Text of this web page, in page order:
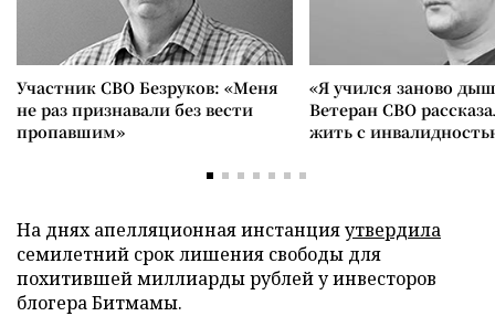
Участник СВО Безруков: «Меня
не раз признавали без вести
пропавшим»
«Я учился заново
Ветеран СВО
жить с
На днях апелляционная инстанцияутвердила
семилетний срок лишения свободы для
похитившей миллиарды рублей у инвесторов
блогера Битмамы.